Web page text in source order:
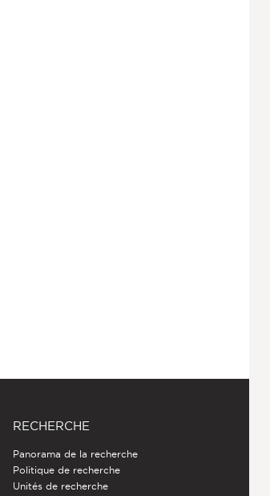
RECHERCHE
Panorama de la recherche
Politique de recherche
Unités de recherche